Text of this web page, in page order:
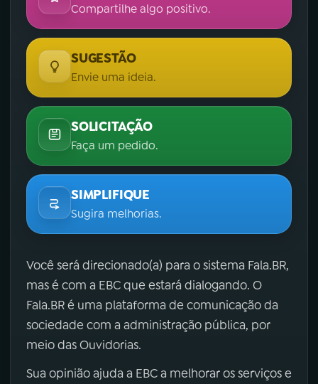
Compartilhe algo positivo.
SUGESTÃO
Envie uma ideia.
SOLICITAÇÃO
Faça um pedido.
SIMPLIFIQUE
Sugira melhorias.
Você será direcionado(a) para o sistema Fala.BR,
mas é com a EBC que estará dialogando. O
Fala.BR é uma plataforma de comunicação da
sociedade com a administração pública, por
meio das Ouvidorias.
Sua opinião ajuda a EBC a melhorar os serviços e